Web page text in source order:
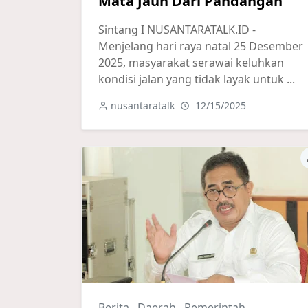
Sintang I NUSANTARATALK.ID -
Menjelang hari raya natal 25 Desember
2025, masyarakat serawai keluhkan
kondisi jalan yang tidak layak untuk ...
nusantaratalk 12/15/2025